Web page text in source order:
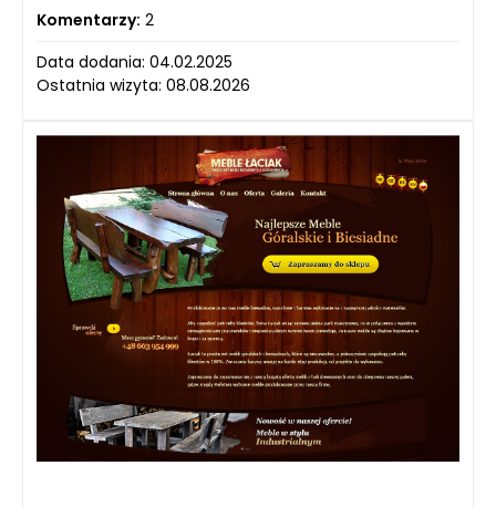
Komentarzy: 2
Data dodania: 04.02.2025
Ostatnia wizyta: 08.08.2026